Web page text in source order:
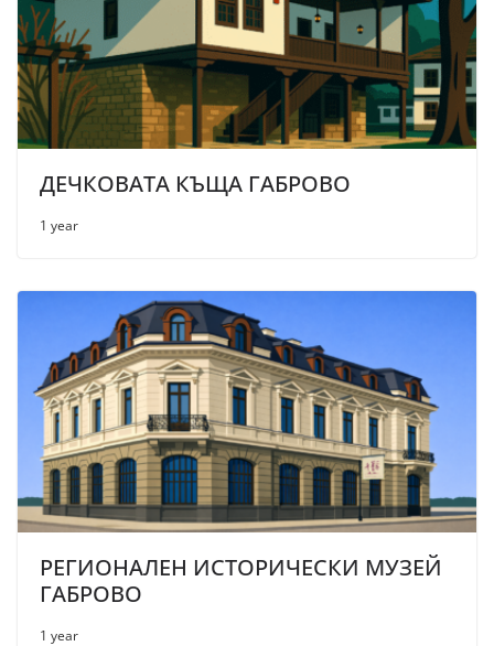
ДЕЧКОВАТА КЪЩА ГАБРОВО
1 year
РЕГИОНАЛЕН ИСТОРИЧЕСКИ МУЗЕЙ
ГАБРОВО
1 year